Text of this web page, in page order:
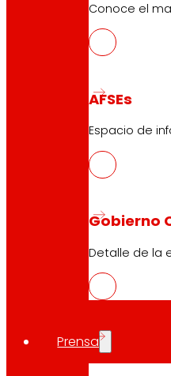
Conoce el
AFSEs
Espacio de
Gobierno
Detalle de la
Prensa